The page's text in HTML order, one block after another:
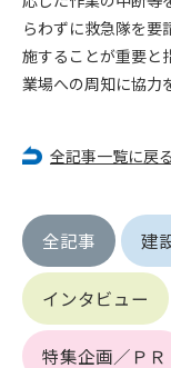
らわずに救急隊を要
施することが重要と
業場への周知に協力
全記事一覧に戻る
全記事 建
インタビュー
特集企画／ＰＲ
後、管理者がこれ
第4条（会員の定
1. 管理者は前条に
(1) 会員申し込み
(3) 会員申し込み
(4) 会員申込者が
理を行わなか
(5) その他管理者
2. 管理者は承認後
当することが判